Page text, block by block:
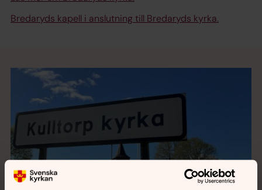
Bredaryds kapell i anslutning till Bredaryds kyrka.